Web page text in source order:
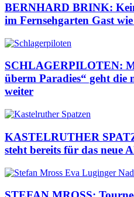
BERNHARD BRINK:
im Fernsehgarten Gast
SCHLAGERPILOTEN:
überm Paradies“ geht die
weiter
KASTELRUTHER
steht bereits für das neue